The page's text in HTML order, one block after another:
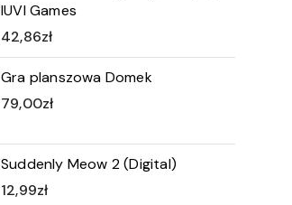
IUVI Games
42,86zł
Gra planszowa Domek
79,00zł
Suddenly Meow 2 (Digital)
12,99zł